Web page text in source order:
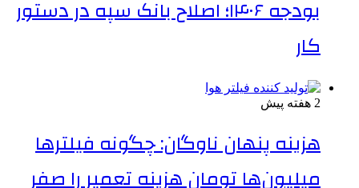
بودجه ۱۴۰۶؛ اصلاح بانک سپه در دستور
کار
2 هفته پیش
هزینه پنهان ناوگان: چگونه فیلترها
میلیون‌ها تومان هزینه تعمیر را صفر